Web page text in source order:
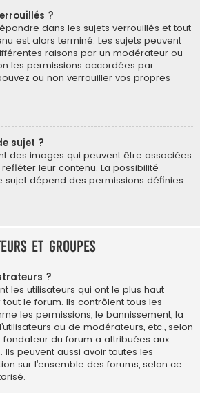
?
dans les sujets verrouillés et tout
est alors terminé. Les sujets peuvent
raisons par un modérateur ou
les permissions accordées par
ou non verrouiller vos propres
sujet ?
des images qui peuvent être associées
leur contenu. La possibilité
sujet dépend des permissions définies
et groupes
?
les utilisateurs qui ont le plus haut
le forum. Ils contrôlent tous les
les permissions, le bannissement, la
ou de modérateurs, etc., selon
du forum a attribuées aux
Ils peuvent aussi avoir toutes les
sur l’ensemble des forums, selon ce